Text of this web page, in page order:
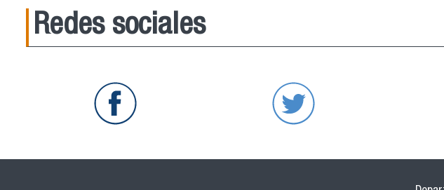
Redes sociales